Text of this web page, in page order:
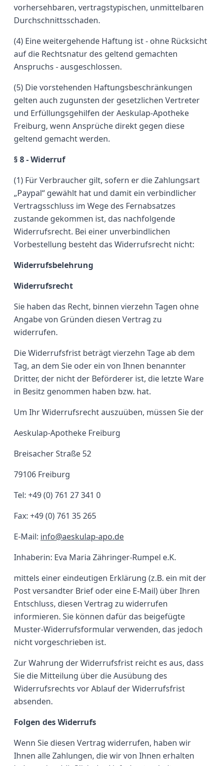
vorhersehbaren, vertragstypischen, unmittelbaren
Durchschnittsschaden.
(4) Eine weitergehende Haftung ist - ohne Rücksicht
auf die Rechtsnatur des geltend gemachten
Anspruchs - ausgeschlossen.
(5) Die vorstehenden Haftungsbeschränkungen
gelten auch zugunsten der gesetzlichen Vertreter
und Erfüllungsgehilfen der Aeskulap-Apotheke
Freiburg, wenn Ansprüche direkt gegen diese
geltend gemacht werden.
§ 8 - Widerruf
(1) Für Verbraucher gilt, sofern er die Zahlungsart
„Paypal“ gewählt hat und damit ein verbindlicher
Vertragsschluss im Wege des Fernabsatzes
zustande gekommen ist, das nachfolgende
Widerrufsrecht. Bei einer unverbindlichen
Vorbestellung besteht das Widerrufsrecht nicht:
Widerrufsbelehrung
Widerrufsrecht
Sie haben das Recht, binnen vierzehn Tagen ohne
Angabe von Gründen diesen Vertrag zu
widerrufen.
Die Widerrufsfrist beträgt vierzehn Tage ab dem
Tag, an dem Sie oder ein von Ihnen benannter
Dritter, der nicht der Beförderer ist, die letzte Ware
in Besitz genommen haben bzw. hat.
Um Ihr Widerrufsrecht auszuüben, müssen Sie der
Aeskulap-Apotheke Freiburg
Breisacher Straße 52
79106 Freiburg
Tel: +49 (0) 761 27 341 0
Fax: +49 (0) 761 35 265
E-Mail: info@aeskulap-apo.de
Inhaberin: Eva Maria Zähringer-Rumpel e.K.
mittels einer eindeutigen Erklärung (z.B. ein mit der
Post versandter Brief oder eine E-Mail) über Ihren
Entschluss, diesen Vertrag zu widerrufen
informieren. Sie können dafür das beigefügte
Muster-Widerrufsformular verwenden, das jedoch
nicht vorgeschrieben ist.
Zur Wahrung der Widerrufsfrist reicht es aus, dass
Sie die Mitteilung über die Ausübung des
Widerrufsrechts vor Ablauf der Widerrufsfrist
absenden.
Folgen des Widerrufs
Wenn Sie diesen Vertrag widerrufen, haben wir
Ihnen alle Zahlungen, die wir von Ihnen erhalten